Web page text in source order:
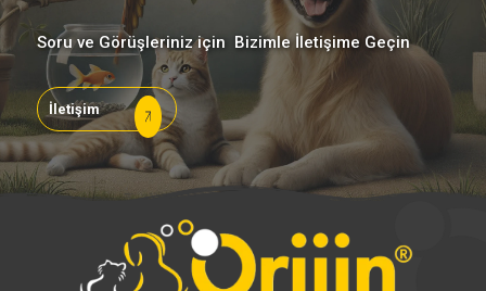
Soru ve Görüşleriniz için Bizimle İletişime Geçin
İletişim